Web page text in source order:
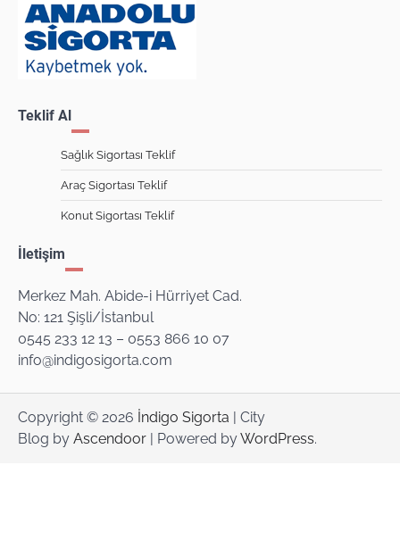
Teklif Al
Sağlık Sigortası Teklif
Araç Sigortası Teklif
Konut Sigortası Teklif
İletişim
Merkez Mah. Abide-i Hürriyet Cad.
No: 121 Şişli/İstanbul
0545 233 12 13 – 0553 866 10 07
info@indigosigorta.com
Copyright © 2026 İndigo Sigorta | City
Blog by Ascendoor | Powered byWordPress.